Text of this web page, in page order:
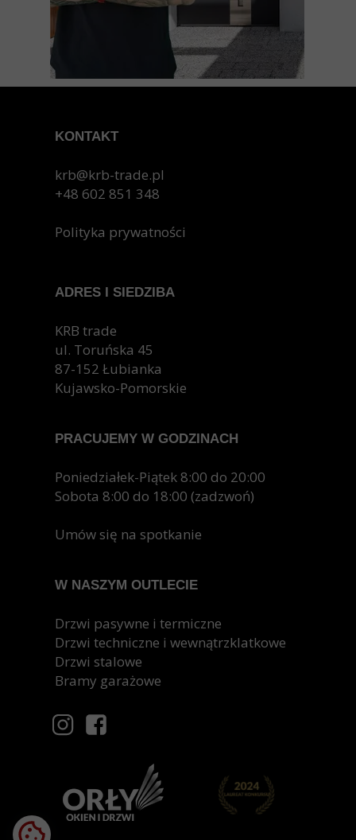
W NASZYM OUTLECIE
Drzwi pasywne i termiczne
Drzwi techniczne i wewnątrzklatkowe
Drzwi stalowe
Bramy garażowe
PRACUJEMY W GODZINACH
Poniedziałek-Piątek 8:00 do 20:00
Sobota 8:00 do 18:00 (zadzwoń)
Umów się na spotkanie
ADRES I SIEDZIBA
KRB trade
ul. Toruńska 45
87-152 Łubianka
Kujawsko-Pomorskie
KONTAKT
krb@krb-trade.pl
+48 602 851 348
Polityka prywatności
poliuretanową?
Oszczędność energii:
izolacji termicznej drzwi z pianką
poliuretanową pozwalają znacznie obniżyć
koszty ogrzewania i chłodzenia.
Wyższy komfort życia:
Długa żywotność:Drzwi z pianką
konieczności wymiany.
Ochrona środowiska:
pianką poliuretanową, przyczyniasz się do
ochrony środowiska.
Podsumowanie
przyszłość. Dzięki swoim wyjątkowym właściwościom
zapewniają komfort, bezpieczeństwo i trwałość. Jeśli
chcesz cieszyć się ciepłem, ciszą i niskimi rachunkami
za ogrzewanie, warto zdecydować się właśnie na takie